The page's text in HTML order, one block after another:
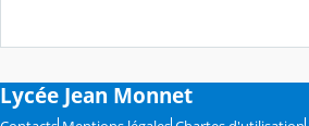
Lycée Jean Monnet